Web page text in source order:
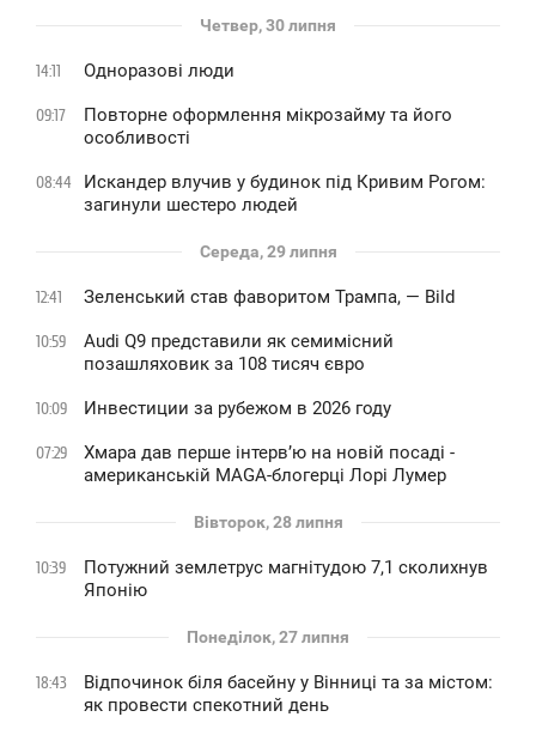
Четвер, 30 липня
14:11 Одноразові люди
09:17
Повторне оформлення мікрозайму та його
особливості
08:44
Искандер влучив у будинок під Кривим Рогом:
загинули шестеро людей
Середа, 29 липня
12:41 Зеленський став фаворитом Трампа, — Bild
10:59
Audi Q9 представили як семимісний
позашляховик за 108 тисяч євро
10:09 Инвестиции за рубежом в 2026 году
07:29
Хмара дав перше інтервʼю на новій посаді -
американській MAGA-блогерці Лорі Лумер
Вівторок, 28 липня
10:39
Потужний землетрус магнітудою 7,1 сколихнув
Японію
Понеділок, 27 липня
18:43
Відпочинок біля басейну у Вінниці та за містом:
як провести спекотний день